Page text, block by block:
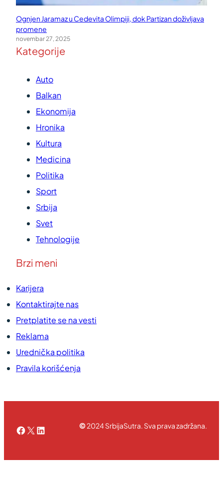
Ognjen Jaramaz u Cedevita Olimpiji, dok Partizan doživljava
promene
novembar 27, 2025
Kategorije
Auto
Balkan
Ekonomija
Hronika
Kultura
Medicina
Politika
Sport
Srbija
Svet
Tehnologije
Brzi meni
Karijera
Kontaktirajte nas
Pretplatite se na vesti
Reklama
Urednička politika
Pravila korišćenja
Facebook
X LinkedIn©2024 SrbijaSutra. Sva prava zadržana.